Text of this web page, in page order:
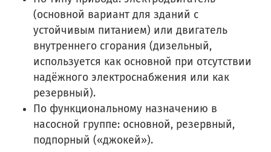
(основной вариант для зданий с
устойчивым питанием) или двигатель
внутреннего сгорания (дизельный,
используется как основной при отсутствии
надёжного электроснабжения или как
резервный).
По функциональному назначению в
насосной группе: основной, резервный,
подпорный («джокей»).